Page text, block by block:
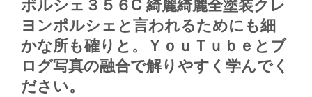
ヨンポルシェと言われるためにも細
かな所も確りと。ＹｏｕＴｕｂｅとブ
ログ写真の融合で解りやすく学んでく
ださい。